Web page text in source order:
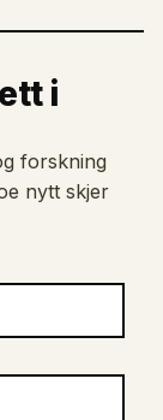
i
forskning
nytt skjer